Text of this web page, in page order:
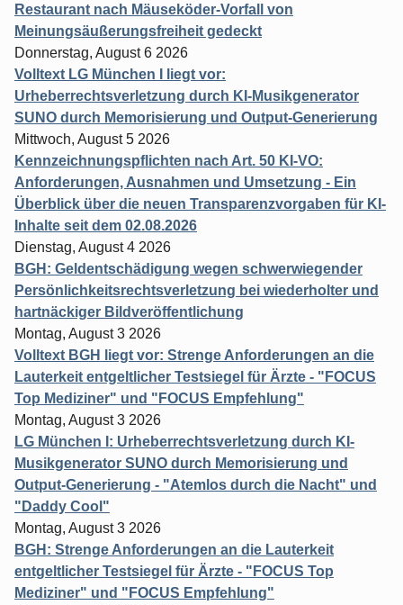
Restaurant nach Mäuseköder-Vorfall von
Meinungsäußerungsfreiheit gedeckt
Donnerstag, August 6 2026
Volltext LG München I liegt vor:
Urheberrechtsverletzung durch KI-Musikgenerator
SUNO durch Memorisierung und Output-Generierung
Mittwoch, August 5 2026
Kennzeichnungspflichten nach Art. 50 KI-VO:
Anforderungen, Ausnahmen und Umsetzung - Ein
Überblick über die neuen Transparenzvorgaben für KI-
Inhalte seit dem 02.08.2026
Dienstag, August 4 2026
BGH: Geldentschädigung wegen schwerwiegender
Persönlichkeitsrechtsverletzung bei wiederholter und
hartnäckiger Bildveröffentlichung
Montag, August 3 2026
Volltext BGH liegt vor: Strenge Anforderungen an die
Lauterkeit entgeltlicher Testsiegel für Ärzte - "FOCUS
Top Mediziner" und "FOCUS Empfehlung"
Montag, August 3 2026
LG München I: Urheberrechtsverletzung durch KI-
Musikgenerator SUNO durch Memorisierung und
Output-Generierung - "Atemlos durch die Nacht" und
"Daddy Cool"
Montag, August 3 2026
BGH: Strenge Anforderungen an die Lauterkeit
entgeltlicher Testsiegel für Ärzte - "FOCUS Top
Mediziner" und "FOCUS Empfehlung"